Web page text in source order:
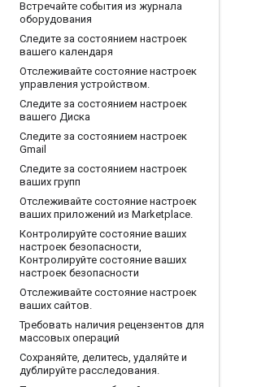
Встречайте события из журнала
оборудования
Следите за состоянием настроек
вашего календаря
Отслеживайте состояние настроек
управления устройством.
Следите за состоянием настроек
вашего Диска
Следите за состоянием настроек
Gmail
Следите за состоянием настроек
ваших групп
Отслеживайте состояние настроек
ваших приложений из Marketplace.
Контролируйте состояние ваших
настроек безопасности,
Контролируйте состояние ваших
настроек безопасности
Отслеживайте состояние настроек
ваших сайтов.
Требовать наличия рецензентов для
массовых операций
Сохраняйте, делитесь, удаляйте и
дублируйте расследования.